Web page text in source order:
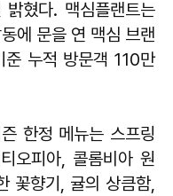
혔다. 맥심플랜트는
에 문을 연 맥심 브랜
준 누적 방문객 110만
한정 메뉴는 스프링
오피아, 콜롬비아 원
꽃향기, 귤의 상큼함,